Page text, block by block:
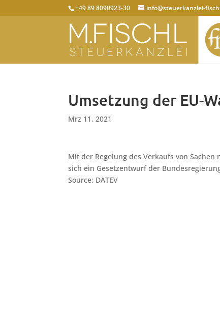
+49 89 8090923-30 info@steuerkanzlei-
Umsetzung der EU-
Mrz 11, 2021
Mit der Regelung des Verkaufs von
sich ein Gesetzentwurf der
Source: DATEV